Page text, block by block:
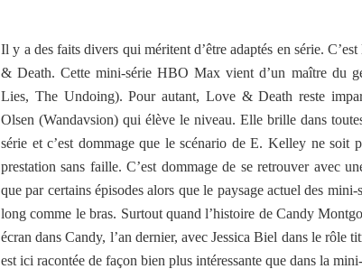
Il y a des faits divers qui méritent d’être adaptés en série.
& Death. Cette mini-série HBO Max vient d’un maître du
Lies, The Undoing). Pour autant, Love & Death reste
Olsen (Wandavsion) qui élève le niveau. Elle brille dans
série et c’est dommage que le scénario de E. Kelley ne soit
prestation sans faille. C’est dommage de se retrouver avec
que par certains épisodes alors que le paysage actuel des mini-
long comme le bras. Surtout quand l’histoire de Candy
écran dans Candy, l’an dernier, avec Jessica Biel dans le rôle
est ici racontée de façon bien plus intéressante que dans la